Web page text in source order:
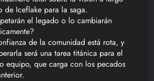
de Iceflake para la saga.
el legado o lo cambiarán
de la comunidad está rota, y
será una tarea titánica para el
equipo, que carga con los pecados